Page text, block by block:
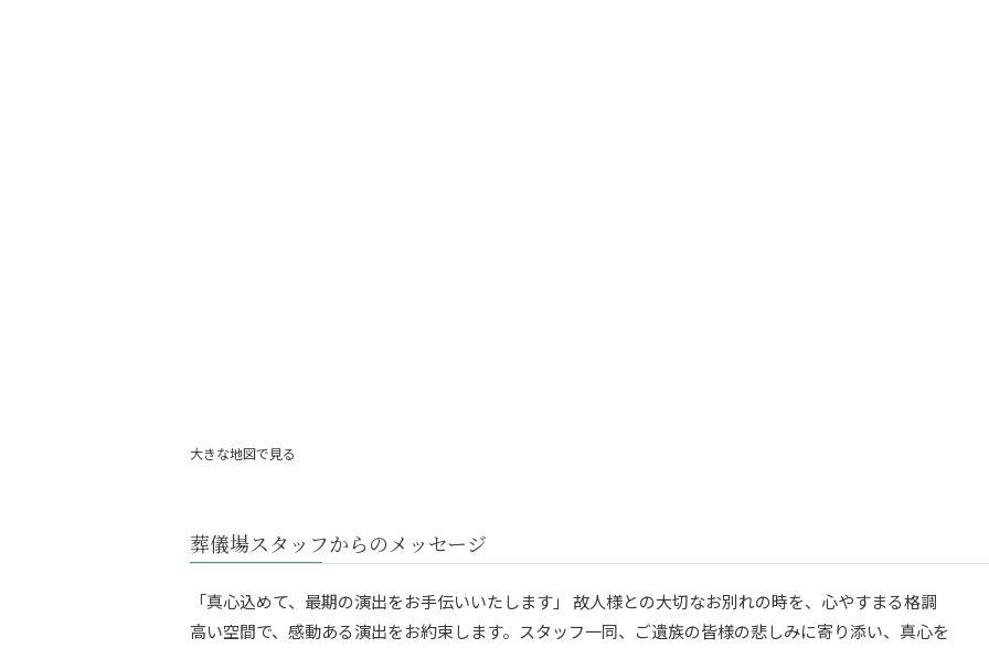
大きな地図で見る
葬儀場スタッフからのメッセージ
「真心込めて、最期の演出をお手伝いいたします」 故人様との大切なお別れの時を、心やすまる格調
高い空間で、感動ある演出をお約束します。スタッフ一同、ご遺族の皆様の悲しみに寄り添い、真心を